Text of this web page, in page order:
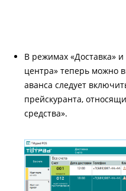
В режимах «Доставка» и
центра» теперь можно
аванса следует
прейскуранта,
средства».